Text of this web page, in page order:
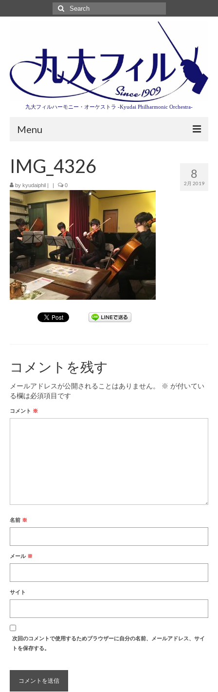
Search
for:
九大フィルハーモニー・オーケストラ -Kyudai Philharmonic Orchestra-
Menu
演奏会情報
卒業記念演奏会2027
九大フィルとは
九大フィルの歴史
ご寄付のお願い
演奏会の歴史
出張演奏
九大フィル特集ページ
8
2月 2019
IMG_4326
by kyudaiphil 0
コメントを残す
メールアドレスが公開されることはありません。 ※ が付いてい
る欄は必須項目です
コメント ※
名前 ※
メール ※
サイト
次回のコメントで使用するためブラウザーに自分の名前、メールアドレス、サイ
トを保存する。